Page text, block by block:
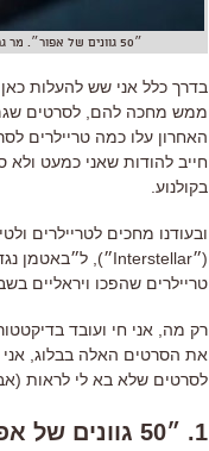
״50 גוונים של אפור״. מר גריי, קח בחשבון ש-20 שנים אחר כך תעשה את ״עיר החטאים 2״ ו״בלתי נשכחים 3״
בדרך כלל אני שש להעלות
ממש מחכה להם, לסרטים
האחרון עלו כמה טריילרים
חייב להודות שאני כמעט
בקולנוע.
ובעודנו מחכים לטריילרים
טריילרים שהפכו ויראליים
רק מה, אני חי ועובד
את הסרטים האלה בבלוג, אני
לסרטים שלא בא לי לראות
1. ״50 גוונים של אפור״